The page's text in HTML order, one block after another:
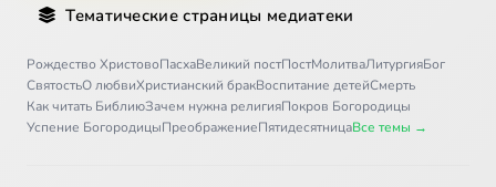
Тематические страницы медиатеки
Рождество ХристовоПасхаВеликий постПостМолитваЛитургияБог
СвятостьО любвиХристианский бракВоспитание детейСмерть
Как читать БиблиюЗачем нужна религияПокров Богородицы
Успение БогородицыПреображениеПятидесятницаВсе темы →